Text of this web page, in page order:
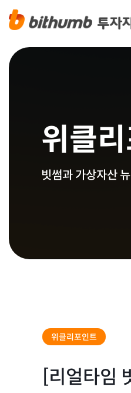
위클
빗썸과 가상자산
위클리포인트
[리얼타임